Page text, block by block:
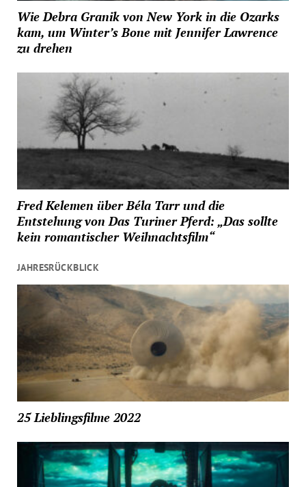
Wie Debra Granik von New York in die Ozarks
kam, um Winter’s Bone mit Jennifer Lawrence
zu drehen
Fred Kelemen über Béla Tarr und die
Entstehung von Das Turiner Pferd: „Das sollte
kein romantischer Weihnachtsfilm“
JAHRESRÜCKBLICK
25 Lieblingsfilme 2022